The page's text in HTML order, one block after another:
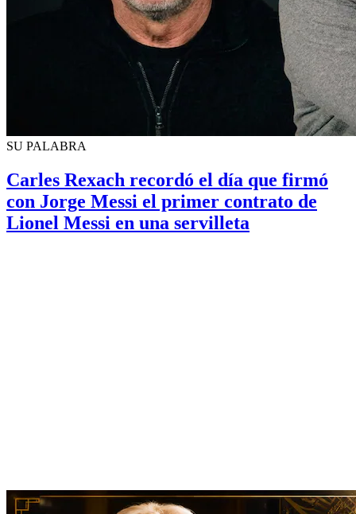
SU PALABRA
Carles Rexach recordó el día que firmó
con Jorge Messi el primer contrato de
Lionel Messi en una servilleta